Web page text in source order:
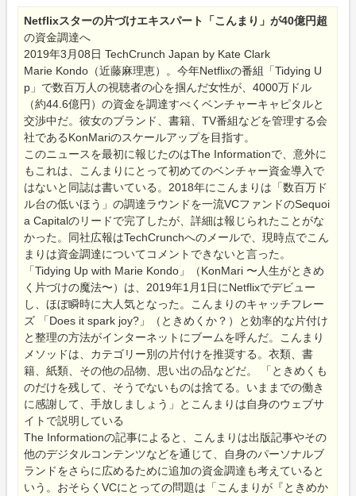
Netflixスターの片づけエキスパート「こんまり」が40億円超
の資金調達へ
2019年3月08日 TechCrunch Japan by Kate Clark
Marie Kondo（近藤麻理恵）。今年Netflixの番組「Tidying U
p」で数百万人の視聴者の心を掴んだ女性が、4000万ドル
（約44.6億円）の資金を調達すべくベンチャーキャピタルと
交渉中だ。彼女のブランド、書籍、TV番組などを管理する会
社であるKonMariのスケールアップを目指す。
このニュースを最初に報じたのはThe Informationで、意外に
もこれは、こんまりにとって初めてのベンチャー資金導入で
はないと同誌は書いている。2018年にこんまりは「数百万ド
ル台の低いほう」の調達ラウンドを一流VCファンドのSequoi
a Capitalのリードで完了したが、詳細は報じられたことがな
かった。同社広報はTechCrunchへのメールで、現時点でこん
まりは資金調達についてコメントできないと言った。
「Tidying Up with Marie Kondo」（KonMari 〜人生がときめ
く片づけの魔法〜）は、2019年1月1日にNetflixでデビュー
し、ほぼ瞬時に大人気となった。こんまりのキャッチフレー
ズ 「Does it spark joy?」（ときめくか？）と効率的な片付け
と整理の方法がインターネットにブームを呼んだ。こんまり
メソッドは、カテゴリー別の片付けを推奨する。衣類、書
籍、紙類、その他の品物、思い出の品などだ。 「ときめくも
のだけを残して、そうでないものは捨てる。いままでの働き
に感謝して、手放しましょう」とこんまりは自身のウェブサ
イトで説明している
The Informationの記事によると、こんまりは出版記事やその
他のデジタルコンテンツなどを通じて、自身のパーソナルブ
ランドをさらに広めるために追加の資金調達も考えていると
いう。おそらくVCにとっての問題は「こんまりが『ときめか